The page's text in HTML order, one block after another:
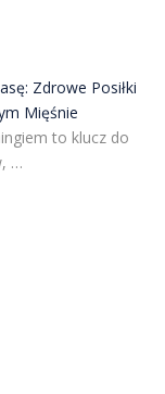
Zdrowe Posiłki
Mięśnie
to klucz do
…